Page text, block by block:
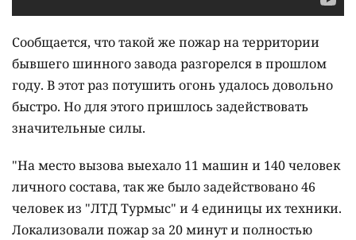
Сообщается, что такой же пожар на территории
бывшего шинного завода разгорелся в прошлом
году. В этот раз потушить огонь удалось довольно
быстро. Но для этого пришлось задействовать
значительные силы.
"На место вызова выехало 11 машин и 140 человек
личного состава, так же было задействовано 46
человек из "ЛТД Турмыс" и 4 единицы их техники.
Локализовали пожар за 20 минут и полностью